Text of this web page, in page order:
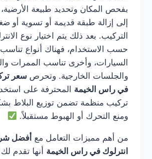
بفحص المكان وتحديد طبيعة
إلى إزالة طبقة قديمة أو تسوية أو
التركيب. بعد ذلك يتم اختيار نوع
حسب الاستخدام، فهناك أنواع
السيارات، وأخرى تناسب الممرات
والجلسات الخارجية. وتحرص سعر
في راس الخيمة المحترفة على
تركيب منظمة تضمن توزيع البلاط
ومنع التحرك أو الهبوط مستقبلاً.
من أهم مميزات التعامل مع أفضل
انترلوك في راس الخيمة أنها تقدم لك